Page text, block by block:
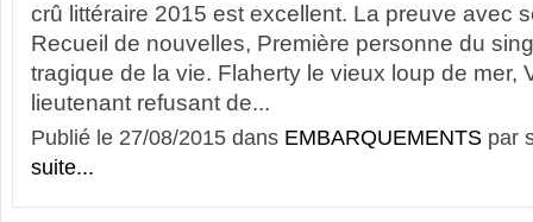
crû littéraire 2015 est excellent. La preuve avec
Recueil de nouvelles, Première personne du
tragique de la vie. Flaherty le vieux loup de mer,
lieutenant refusant de...
Publié le 27/08/2015 dans EMBARQUEMENTS par
suite...